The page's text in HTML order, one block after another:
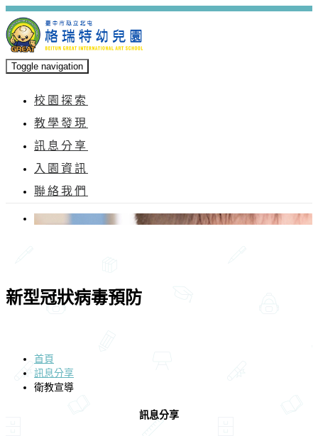
Toggle navigation
校園探索
教學發現
訊息分享
入園資訊
聯絡我們
新型冠狀病毒預防
首頁
訊息分享
衛教宣導
訊息分享